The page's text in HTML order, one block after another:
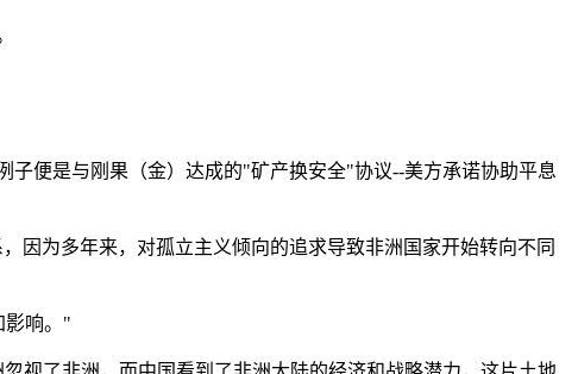
便是与刚果（金）达成的"矿产换安全"协议--美方承诺协助平息
因为多年来，对孤立主义倾向的追求导致非洲国家开始转向不同
影响。"